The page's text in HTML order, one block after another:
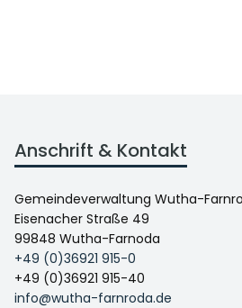
Anschrift & Kontakt
Gemeindeverwaltung Wutha-
Eisenacher Straße 49
99848 Wutha-Farnoda
+49 (0)36921 915-0
+49 (0)36921 915-40
info@wutha-farnroda.de